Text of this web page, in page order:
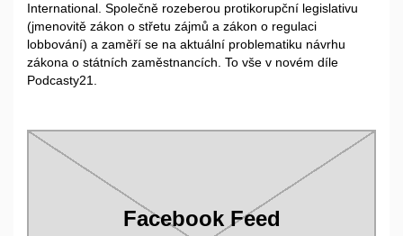
International. Společně rozeberou protikorupční legislativu
(jmenovitě zákon o střetu zájmů a zákon o regulaci
lobbování) a zaměří se na aktuální problematiku návrhu
zákona o státních zaměstnancích. To vše v novém díle
Podcasty21.
Facebook Feed